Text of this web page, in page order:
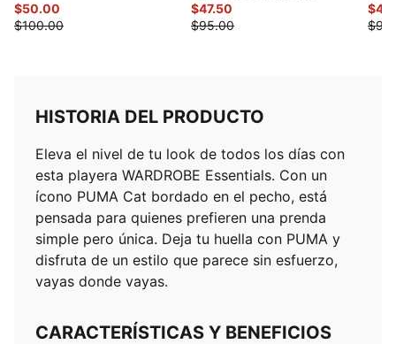
$50.00
$100.00
artificiales
$47.50
$95.00
HISTORIA DEL PRODUCTO
Eleva el nivel de tu look de todos los días con
esta playera WARDROBE Essentials. Con un
ícono PUMA Cat bordado en el pecho, está
pensada para quienes prefieren una prenda
simple pero única. Deja tu huella con PUMA y
disfruta de un estilo que parece sin esfuerzo,
vayas donde vayas.
CARACTERÍSTICAS Y BENEFICIOS